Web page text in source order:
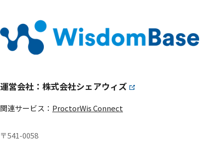
運営会社：株式会社シェアウィズ
関連サービス： ProctorWis Connect
〒541-0058